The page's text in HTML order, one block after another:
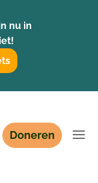
nu in
Doneren